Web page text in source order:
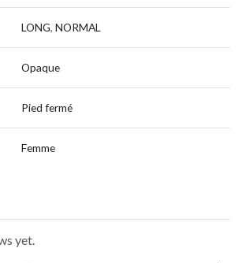
LONG, NORMAL
Opaque
Pied fermé
Femme
yet.